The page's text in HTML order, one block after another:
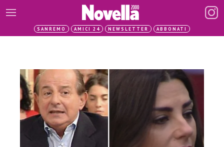
SANREMO AMICI 24 NEWSLETTER ABBONATI